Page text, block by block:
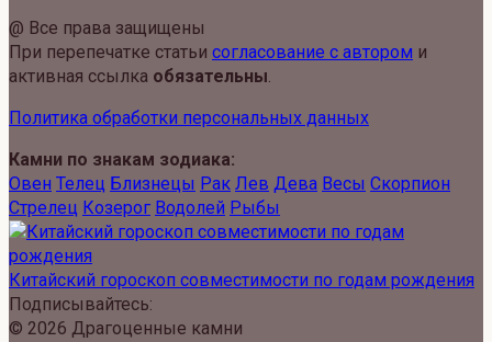
@ Все права защищены
При перепечатке статьи согласование с автором и
активная ссылка обязательны.
Политика обработки персональных данных
Камни по знакам зодиака:
Овен Телец Близнецы Рак Лев Дева Весы Скорпион
Стрелец Козерог Водолей Рыбы
Китайский гороскоп совместимости по годам рождения
Подписывайтесь:
© 2026 Драгоценные камни